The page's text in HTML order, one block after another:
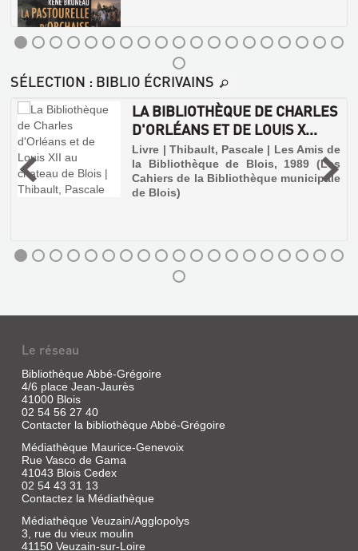
LA
PASTOURELLE
D'ORCHAISE
Livre
|
Bruneau,
René
|
à
traces
jumelle
bergère
enlevée
à
14
ans
de
Blois,
dans
la
région
en
1778
et
SÉLECTION : BIBLIO ÉCRIVAINS
LA BIBLIOTHÈQUE DE CHARLES
D'ORLÉANS ET DE LOUIS X...
Livre | Thibault, Pascale | Les Amis de
la Bibliothèque de Blois, 1989 (Les
Cahiers de la Bibliothèque municipale
de Blois)
BIBLIOTHÈQUE
DE
Le réseau
Bibliothèque Abbé-Grégoire
4/6 place Jean-Jaurès
41000 Blois
02 54 56 27 40
Contacter la bibliothèque Abbé-Grégoire
Médiathèque Maurice-Genevoix
Rue Vasco de Gama
41043 Blois Cedex
02 54 43 31 13
Contactez la Médiathèque
Médiathèque Veuzain/Agglopolys
3, rue du vieux moulin
41150 Veuzain-sur-Loire